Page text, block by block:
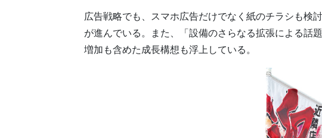
広告戦略でも、スマホ広告だけでなく紙のチラシも検
が進んでいる。また、「設備のさらなる拡張による話
増加も含めた成長構想も浮上している。